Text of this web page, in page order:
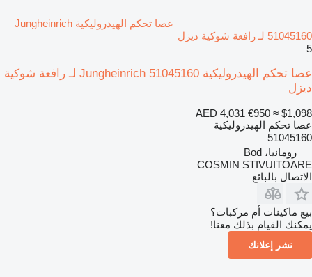
عصا تحكم الهيدروليكية Jungheinrich
51045160 لـ رافعة شوكية ديزل
5
عصا تحكم الهيدروليكية Jungheinrich 51045160 لـ رافعة شوكية
ديزل
AED 4,031 €950 ≈ $1,098
عصا تحكم الهيدروليكية
51045160
رومانيا، Bod
COSMIN STIVUITOARE
الاتصال بالبائع
بيع ماكينات أم مركبات؟
يمكنك القيام بذلك معنا!
نشر إعلانك